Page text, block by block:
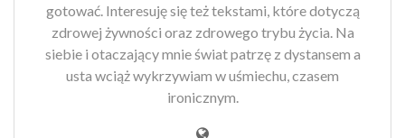
gotować. Interesuję się też tekstami, które dotyczą
zdrowej żywności oraz zdrowego trybu życia. Na
siebie i otaczający mnie świat patrzę z dystansem a
usta wciąż wykrzywiam w uśmiechu, czasem
ironicznym.